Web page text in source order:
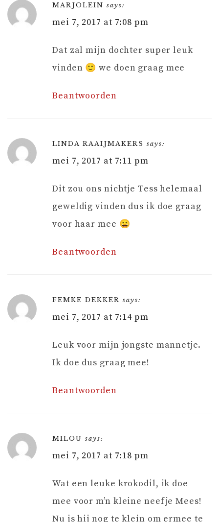
MARJOLEIN says:
mei 7, 2017 at 7:08 pm
Dat zal mijn dochter super leuk
vinden 🙂 we doen graag mee
Beantwoorden
LINDA RAAIJMAKERS says:
mei 7, 2017 at 7:11 pm
Dit zou ons nichtje Tess helemaal
geweldig vinden dus ik doe graag
voor haar mee 😀
Beantwoorden
FEMKE DEKKER says:
mei 7, 2017 at 7:14 pm
Leuk voor mijn jongste mannetje.
Ik doe dus graag mee!
Beantwoorden
MILOU says:
mei 7, 2017 at 7:18 pm
Wat een leuke krokodil, ik doe
mee voor m’n kleine neefje Mees!
Nu is hij nog te klein om ermee te